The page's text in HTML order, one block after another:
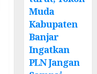
Muda
Kabupaten
Banjar
Ingatkan
PLN Jangan